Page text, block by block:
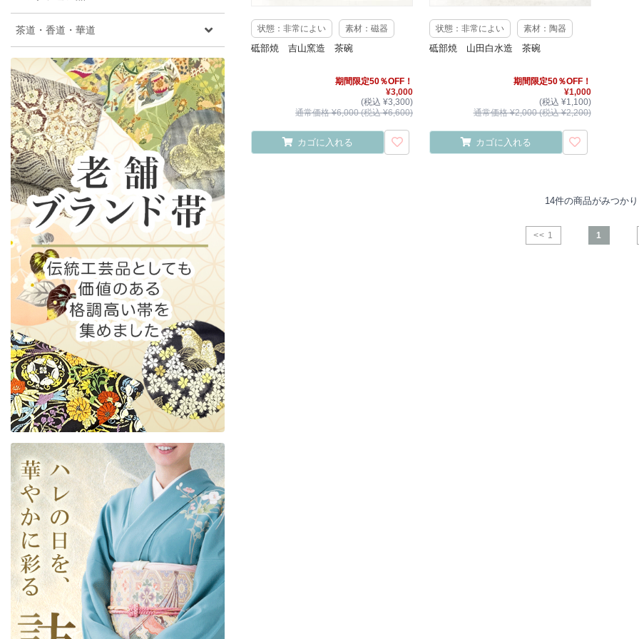
茶道・香道・華道 状態：非常によい 素材：磁器
砥部焼 吉山窯造 茶碗
期間限定50％OFF！
¥3,000
(税込 ¥3,300)
通常価格 ¥6,000 (税込 ¥6,600)
カゴに入れる
状態：非常によい 素材：陶器
砥部焼 山田白水造 茶碗
期間限定50％OFF！
¥1,000
(税込 ¥1,100)
通常価格 ¥2,000 (税込 ¥2,200)
カゴに入れる
14件の商品がみつか
<< 1 1